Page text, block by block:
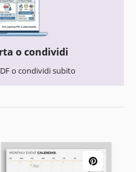
o condividi
o condividi subito